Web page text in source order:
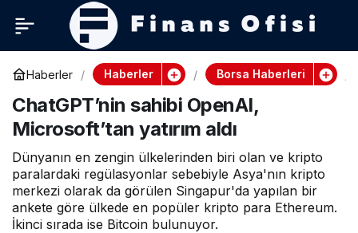
Haberler Haberler Borsa Haberleri
ChatGPT’nin sahibi OpenAI,
Microsoft’tan yatırım aldı
Dünyanın en zengin ülkelerinden biri olan ve kripto
paralardaki regülasyonlar sebebiyle Asya'nın kripto
merkezi olarak da görülen Singapur'da yapılan bir
ankete göre ülkede en popüler kripto para Ethereum.
İkinci sırada ise Bitcoin bulunuyor.